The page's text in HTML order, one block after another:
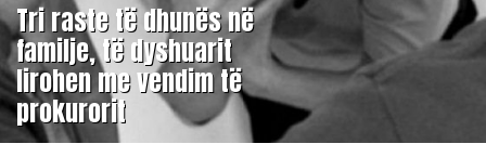
Tri raste të dhunës në
familje, të dyshuarit
lirohen me vendim të
prokurorit